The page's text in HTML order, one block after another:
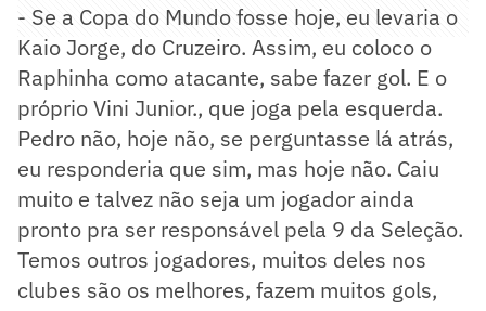
- Se a Copa do Mundo fosse hoje, eu levaria o
Kaio Jorge, do Cruzeiro. Assim, eu coloco o
Raphinha como atacante, sabe fazer gol. E o
próprio Vini Junior., que joga pela esquerda.
Pedro não, hoje não, se perguntasse lá atrás,
eu responderia que sim, mas hoje não. Caiu
muito e talvez não seja um jogador ainda
pronto pra ser responsável pela 9 da Seleção.
Temos outros jogadores, muitos deles nos
clubes são os melhores, fazem muitos gols,